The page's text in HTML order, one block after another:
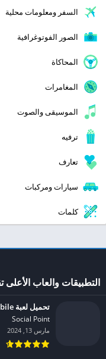
السفر ومعلومات محلية
الصور الفوتوغرافية
المحاكاة
المغامرات
الموسيقى والصوت
ترفيه
تعارف
سيارات ومركبات
كلمات
التطبيقات والعاب الأعلى
تحميل لعبة Dragon City Mobile مهكرة للاندرويد 2024
Social Point‏
مارس 13, 2024